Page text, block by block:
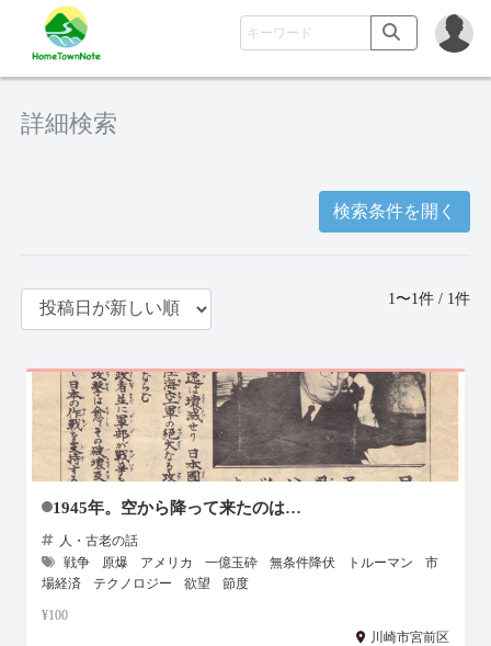
詳細検索
検索条件を開く
1〜1件 / 1件
1945年。空から降って来たのは…
人・古老の話
戦争
原爆 アメリカ 一億玉砕 無条件降伏 トルーマン
市
場経済
テクノロジー 欲望 節度
¥100
川崎市宮前区